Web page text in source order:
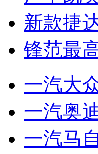
新款捷
锋范最
一汽大
一汽奥
一汽马